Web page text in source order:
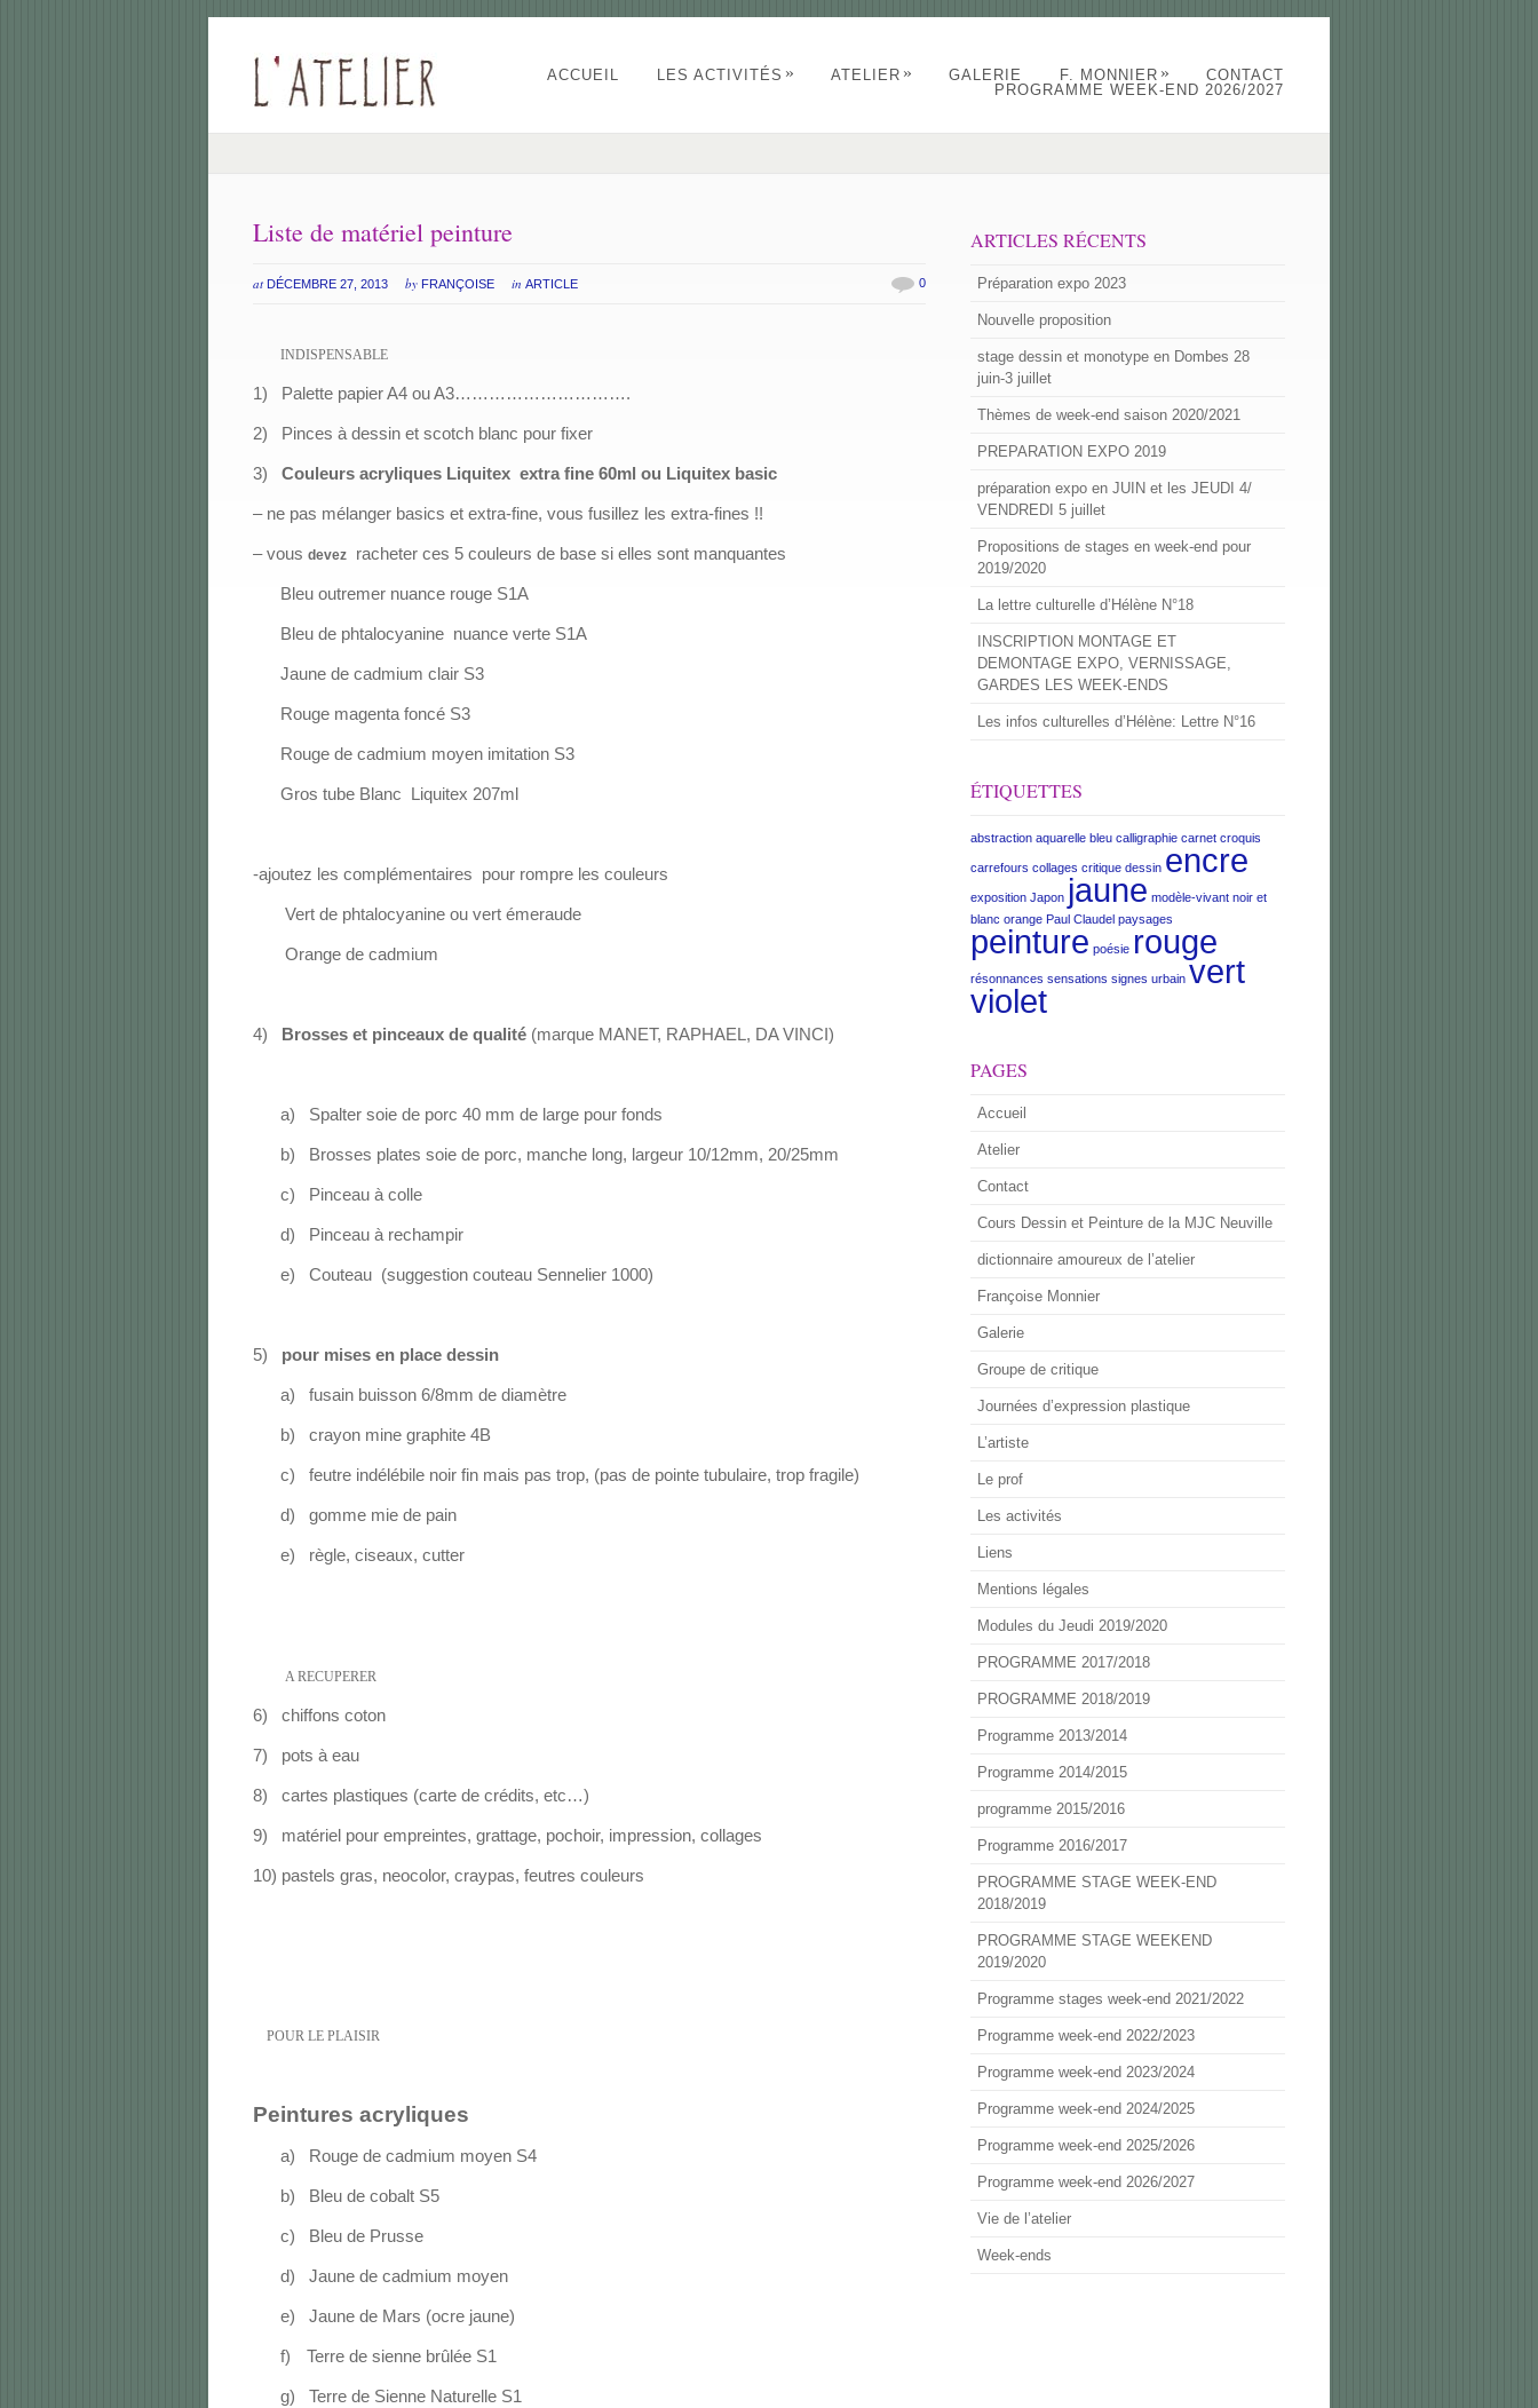
ACCUEIL LES ACTIVITÉS » ATELIER » GALERIE F. MONNIER »
CONTACT
PROGRAMME WEEK-END 2026/2027
Liste de matériel peinture
at DÉCEMBRE 27, 2013 by FRANÇOISE inARTICLE 0
INDISPENSABLE
1) Palette papier A4 ou A3………………………….
2) Pinces à dessin et scotch blanc pour fixer
3) Couleurs acryliques Liquitex extra fine 60ml ou Liquitex basic
– ne pas mélanger basics et extra-fine, vous fusillez les extra-fines !!
– vousdevez racheter ces 5 couleurs de base si elles sont manquantes
Bleu outremer nuance rouge S1A
Bleu de phtalocyanine nuance verte S1A
Jaune de cadmium clair S3
Rouge magenta foncé S3
Rouge de cadmium moyen imitation S3
Gros tube Blanc Liquitex 207ml
-ajoutez les complémentaires pour rompre les couleurs
Vert de phtalocyanine ou vert émeraude
Orange de cadmium
4) Brosses et pinceauxde qualité (marque MANET, RAPHAEL, DA VINCI)
a) Spalter soie de porc 40 mm de large pour fonds
b) Brosses plates soie de porc, manche long, largeur 10/12mm, 20/25mm
c) Pinceau à colle
d) Pinceau à rechampir
e) Couteau (suggestion couteau Sennelier 1000)
5) pour mises en place dessin
a) fusain buisson 6/8mm de diamètre
b) crayon mine graphite 4B
c) feutre indélébile noir fin mais pas trop, (pas de pointe tubulaire, trop fragile)
d) gomme mie de pain
e) règle, ciseaux, cutter
A RECUPERER
6) chiffons coton
7) pots à eau
8) cartes plastiques (carte de crédits, etc…)
9) matériel pour empreintes, grattage, pochoir, impression, collages
10) pastels gras, neocolor, craypas, feutres couleurs
POUR LE PLAISIR
Peintures acryliques
a) Rouge de cadmium moyen S4
b) Bleu de cobalt S5
c) Bleu de Prusse
d) Jaune de cadmium moyen
e) Jaune de Mars (ocre jaune)
f) Terre de sienne brûlée S1
g) Terre de Sienne Naturelle S1
ARTICLES RÉCENTS
Préparation expo 2023
Nouvelle proposition
stage dessin et monotype en Dombes 28
juin-3 juillet
Thèmes de week-end saison 2020/2021
PREPARATION EXPO 2019
préparation expo en JUIN et les JEUDI 4/
VENDREDI 5 juillet
Propositions de stages en week-end pour
2019/2020
La lettre culturelle d’Hélène N°18
INSCRIPTION MONTAGE ET
DEMONTAGE EXPO, VERNISSAGE,
GARDES LES WEEK-ENDS
Les infos culturelles d’Hélène: Lettre N°16
ÉTIQUETTES
abstraction aquarelle bleu calligraphie carnet croquis
carrefours collages critique dessin encre
exposition Japon jaune modèle-vivant noir et
blanc orange Paul Claudel paysages
peinture poésie rouge
résonnances sensations signes urbain vert
violet
PAGES
Accueil
Atelier
Contact
Cours Dessin et Peinture de la MJC Neuville
dictionnaire amoureux de l’atelier
Françoise Monnier
Galerie
Groupe de critique
Journées d’expression plastique
L’artiste
Le prof
Les activités
Liens
Mentions légales
Modules du Jeudi 2019/2020
PROGRAMME 2017/2018
PROGRAMME 2018/2019
Programme 2013/2014
Programme 2014/2015
programme 2015/2016
Programme 2016/2017
PROGRAMME STAGE WEEK-END
2018/2019
PROGRAMME STAGE WEEKEND
2019/2020
Programme stages week-end 2021/2022
Programme week-end 2022/2023
Programme week-end 2023/2024
Programme week-end 2024/2025
Programme week-end 2025/2026
Programme week-end 2026/2027
Vie de l’atelier
Week-ends